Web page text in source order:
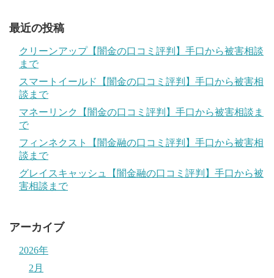
最近の投稿
クリーンアップ【闇金の口コミ評判】手口から被害相談
まで
スマートイールド【闇金の口コミ評判】手口から被害相
談まで
マネーリンク【闇金の口コミ評判】手口から被害相談ま
で
フィンネクスト【闇金融の口コミ評判】手口から被害相
談まで
グレイスキャッシュ【闇金融の口コミ評判】手口から被
害相談まで
アーカイブ
2026年
2月